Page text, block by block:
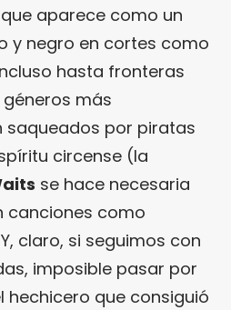
aparece como un
y negro en cortes como
hasta fronteras
más
saqueados por piratas
circense (la
se hace necesaria
canciones como
Y, claro, si seguimos con
imposible pasar por
hechicero que consiguió